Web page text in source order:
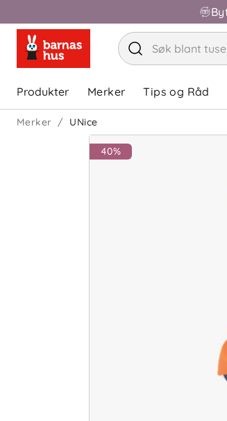
Produkter Merker Tips og Råd
Merker UNice
40%